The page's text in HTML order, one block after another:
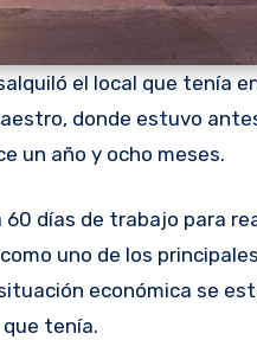
el local que tenía
donde estuvo
un año y ocho meses.
uno de los
económica se
tenía.